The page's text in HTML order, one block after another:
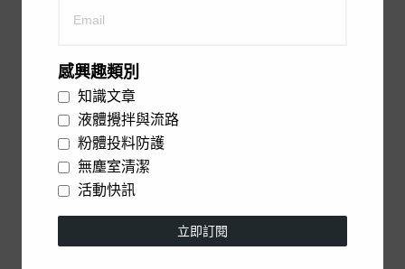
感興趣類別
知識文章
液體攪拌與流路
粉體投料防護
無塵室清潔
活動快訊
立即訂閱
Zebragard a hydrophobic and
hydrophilic filter
有水珠的膜材表面為
水性質